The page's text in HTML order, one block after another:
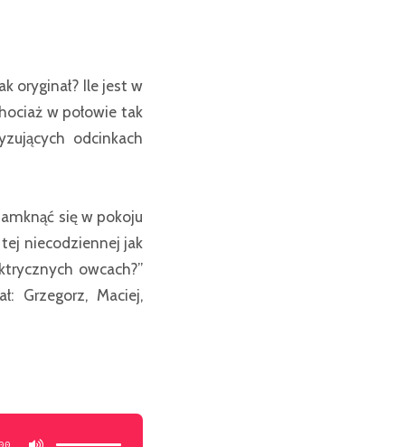
oryginał? Ile jest w
w połowie tak
odcinkach
się w pokoju
tej niecodziennej jak
owcach?”
Grzegorz, Maciej,
Używaj